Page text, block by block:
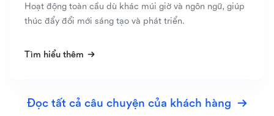
Hoạt động toàn cầu dù khác múi giờ và ngôn ngữ, giúp
thúc đẩy đổi mới sáng tạo và phát triển.
Tìm hiểu thêm
Đọc tất cả câu chuyện của khách hàng